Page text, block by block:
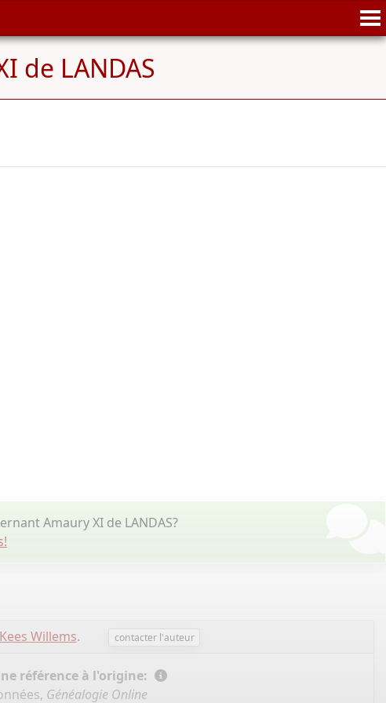
de LANDAS
Amaury XI de LANDAS?
Kees Willems. contacter l'auteur
référence à l'origine:
Généalogie Online